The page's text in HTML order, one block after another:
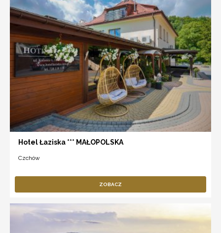
Hotel Łaziska *** MAŁOPOLSKA
Czchów
ZOBACZ